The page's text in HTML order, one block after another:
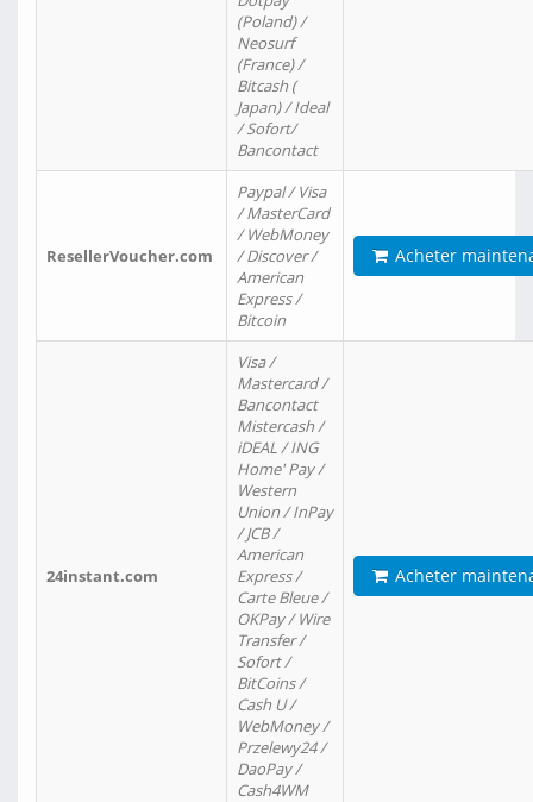
(Poland) /
Neosurf
(France) /
Bitcash (
Japan) / Ideal
/ Sofort/
Bancontact
ResellerVoucher.com
Paypal / Visa
/ MasterCard
/ WebMoney
/ Discover /
American
Express /
Bitcoin
Acheter
24instant.com
Visa /
Mastercard /
Bancontact
Mistercash /
iDEAL / ING
Home' Pay /
Western
Union / InPay
/ JCB /
American
Express /
Carte Bleue /
OKPay / Wire
Transfer /
Sofort /
BitCoins /
Cash U /
WebMoney /
Przelewy24 /
DaoPay /
Cash4WM
Acheter